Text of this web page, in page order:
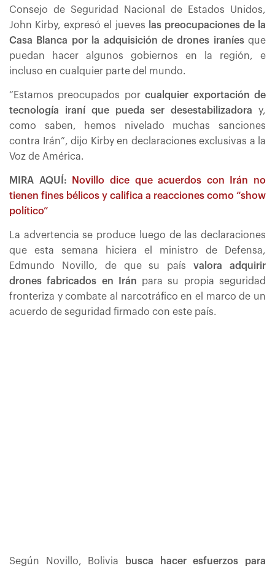
Consejo de Seguridad Nacional de Estados Unidos,
John Kirby, expresó el jueves las preocupaciones de la
Casa Blanca por la adquisición de drones iraníesque
puedan hacer algunos gobiernos en la región, e
incluso en cualquier parte del mundo.
“Estamos preocupados porcualquier exportación de
tecnología iraní que pueda ser desestabilizadora y,
como saben, hemos nivelado muchas sanciones
contra Irán”, dijo Kirby en declaraciones exclusivas a la
Voz de América.
MIRA AQUÍ:
Novillo dice que acuerdos con Irán no
tienen fines bélicos y califica a reacciones como “show
político”
La advertencia se produce luego de las declaraciones
que esta semana hiciera el ministro de Defensa,
Edmundo Novillo, de que su país valora adquirir
drones fabricados en Irán para su propia seguridad
fronteriza y combate al narcotráfico en el marco de un
acuerdo de seguridad firmado con este país.
Según Novillo, Bolivia busca hacer esfuerzos para